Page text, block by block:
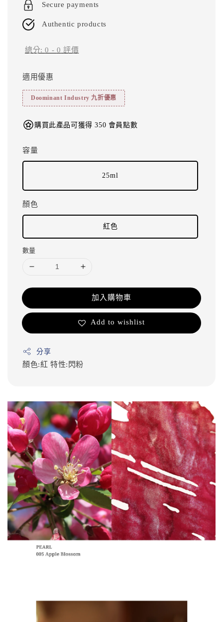
Secure payments
Authentic products
總分:0 - 0 評價
適用優惠
Doominant Industry 九折優惠
購買此產品可獲得 350 會員點數
容量
25ml
顏色
紅色
數量
加入購物車
Add to wishlist
分享
顏色:紅 特性:閃粉